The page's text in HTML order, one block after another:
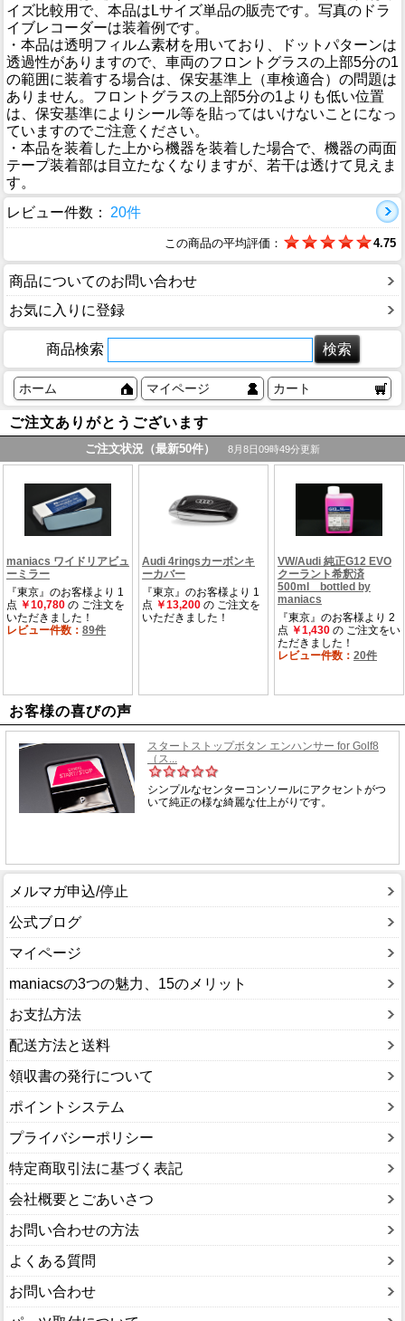
イズ比較用で、本品はLサイズ単品の販売です。写真のドラ
イブレコーダーは装着例です。
・本品は透明フィルム素材を用いており、ドットパターンは
透過性がありますので、車両のフロントグラスの上部5分の1
の範囲に装着する場合は、保安基準上（車検適合）の問題は
ありません。フロントグラスの上部5分の1よりも低い位置
は、保安基準によりシール等を貼ってはいけないことになっ
ていますのでご注意ください。
・本品を装着した上から機器を装着した場合で、機器の両面
テープ装着部は目立たなくなりますが、若干は透けて見えま
す。
レビュー件数： 20件
この商品の平均評価： 4.75
商品についてのお問い合わせ
お気に入りに登録
商品検索
ホーム マイページ カート
ご注文ありがとうございます
お客様の喜びの声
メルマガ申込/停止
公式ブログ
マイページ
maniacsの3つの魅力、15のメリット
お支払方法
配送方法と送料
領収書の発行について
ポイントシステム
プライバシーポリシー
特定商取引法に基づく表記
会社概要とごあいさつ
お問い合わせの方法
よくある質問
お問い合わせ